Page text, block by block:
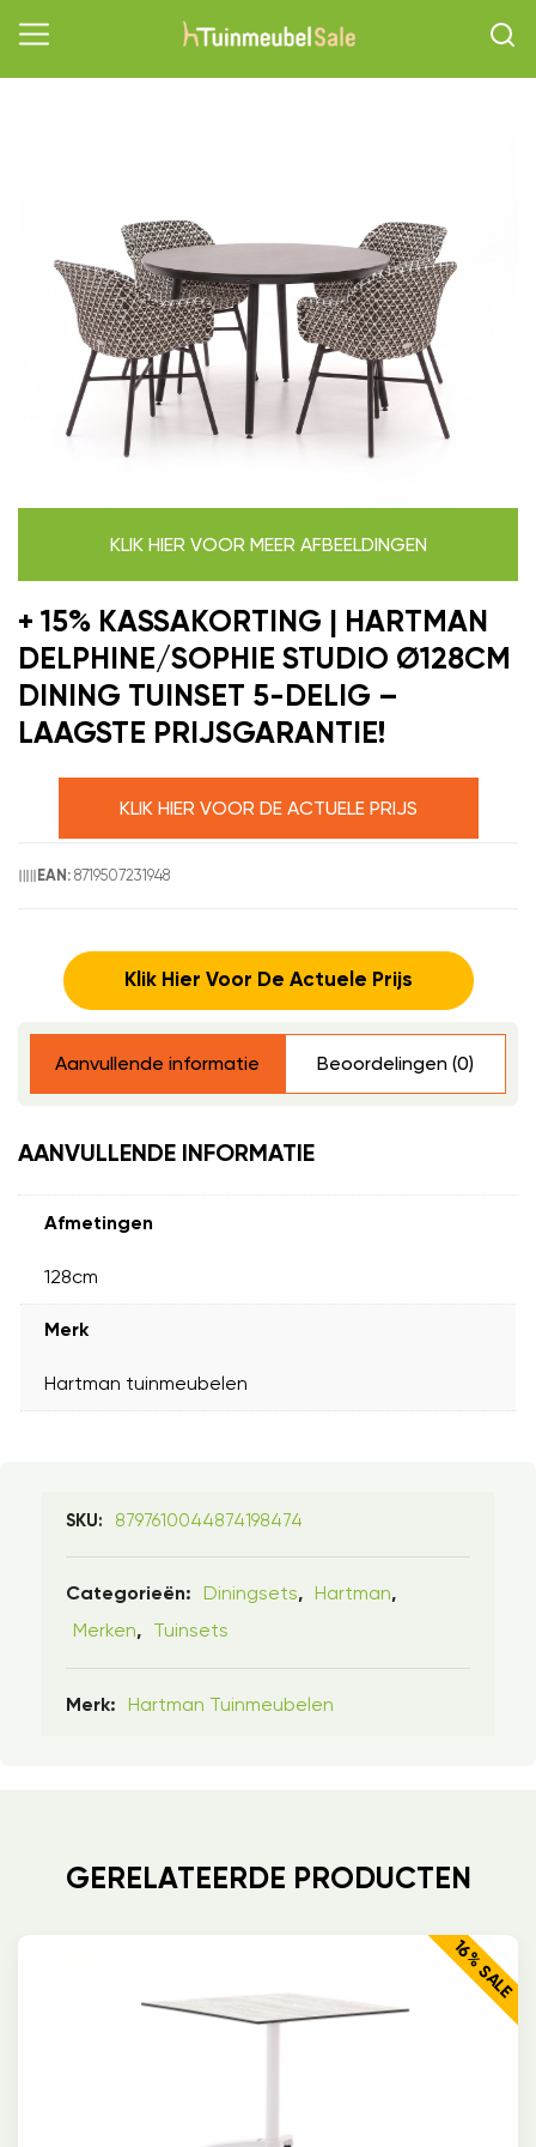
KLIK HIER VOOR MEER AFBEELDINGEN
+ 15% KASSAKORTING | HARTMAN
DELPHINE/SOPHIE STUDIO Ø128CM
DINING TUINSET 5-DELIG –
LAAGSTE PRIJSGARANTIE!
KLIK HIER VOOR DE ACTUELE PRIJS
EAN: 8719507231948
Klik Hier Voor De Actuele Prijs
Aanvullende informatie Beoordelingen (0)
AANVULLENDE INFORMATIE
Afmetingen
128cm
Merk
Hartman tuinmeubelen
SKU: 8797610044874198474
Categorieën: Diningsets, Hartman,
Merken, Tuinsets
Merk: Hartman Tuinmeubelen
GERELATEERDE PRODUCTEN
16% SALE